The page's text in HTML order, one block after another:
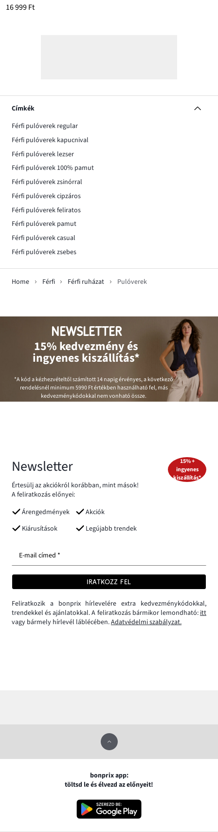
16 999 Ft
Címkék
Férfi pulóverek regular
Férfi pulóverek kapucnival
Férfi pulóverek lezser
Férfi pulóverek 100% pamut
Férfi pulóverek zsinórral
Férfi pulóverek cipzáros
Férfi pulóverek feliratos
Férfi pulóverek pamut
Férfi pulóverek casual
Férfi pulóverek zsebes
Home Férfi Férfi ruházat Pulóverek
NEWSLETTER
15% kedvezmény és
ingyenes kiszállítás*
*A kód a kézhezvételtől számított 14 napig érvényes, a következő
rendelésnél minimum5990 Ftértékben használható fel, más
kedvezménykódokkal nem vonható össze.
Newsletter
Értesülj az akciókról korábban, mint mások!
A feliratkozás előnyei:
Árengedmények
Akciók
Kiárusítások
Legújabb trendek
15% +
ingyenes
kiszállítás*
E-mail címed *
IRATKOZZ FEL
Feliratkozik a bonprix hírlevelére extra kedvezménykódokkal,
trendekkel és ajánlatokkal. A feliratkozás bármikor lemondható:itt
vagy bármely hírlevél láblécében.Adatvédelmi szabályzat.
bonprix app:
töltsd le és élvezd az előnyeit!